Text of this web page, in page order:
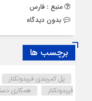
منبع : فارس
بدون دیدگاه
برچسب ها
پل کمربندی فریدونکنار
فریدونکنار
همکاری